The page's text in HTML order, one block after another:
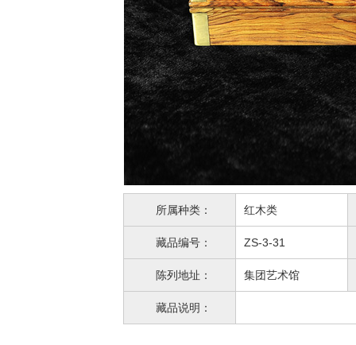
所属种类： 红木类
藏品编号： ZS-3-31
陈列地址： 集团艺术馆
藏品说明：